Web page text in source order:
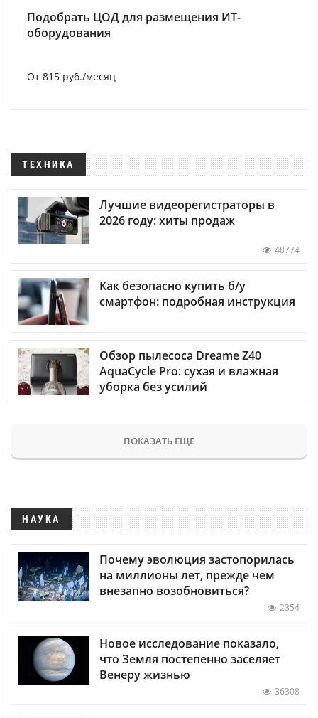
Подобрать ЦОД для размещения ИТ-
оборудования
От 815 руб./месяц
ТЕХНИКА
Лучшие видеорегистраторы в
2026 году: хиты продаж
48774
Как безопасно купить б/у
смартфон: подробная инструкция
Обзор пылесоса Dreame Z40
AquaCycle Pro: сухая и влажная
уборка без усилий
ПОКАЗАТЬ ЕЩЕ
НАУКА
Почему эволюция застопорилась
на миллионы лет, прежде чем
внезапно возобновиться?
2354
Новое исследование показало,
что Земля постепенно заселяет
Венеру жизнью
36308